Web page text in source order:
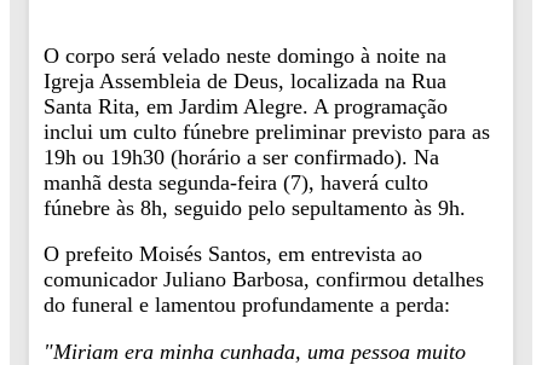
O corpo será velado neste domingo à noite na
Igreja Assembleia de Deus, localizada na Rua
Santa Rita, em Jardim Alegre. A programação
inclui um culto fúnebre preliminar previsto para as
19h ou 19h30 (horário a ser confirmado). Na
manhã desta segunda-feira (7), haverá culto
fúnebre às 8h, seguido pelo sepultamento às 9h.
O prefeito Moisés Santos, em entrevista ao
comunicador Juliano Barbosa, confirmou detalhes
do funeral e lamentou profundamente a perda:
"Miriam era minha cunhada, uma pessoa muito